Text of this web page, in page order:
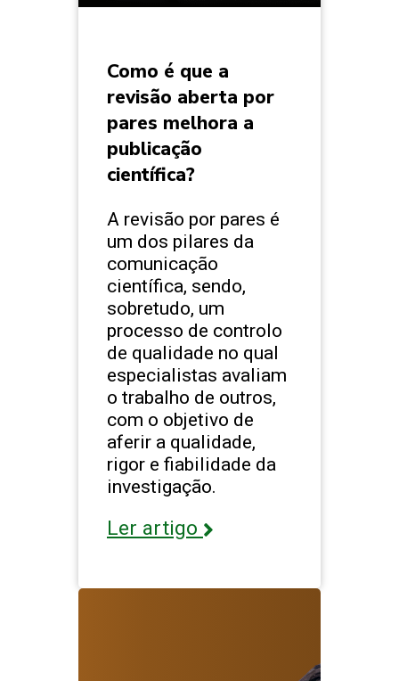
Como é que a
revisão aberta por
pares melhora a
publicação
científica?
A revisão por pares é
um dos pilares da
comunicação
científica, sendo,
sobretudo, um
processo de controlo
de qualidade no qual
especialistas avaliam
o trabalho de outros,
com o objetivo de
aferir a qualidade,
rigor e fiabilidade da
investigação.
Ler artigo